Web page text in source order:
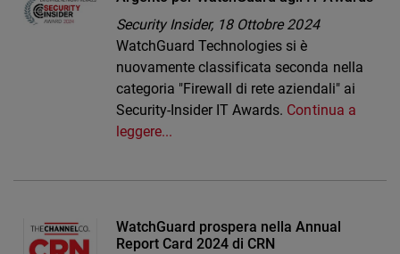
Security Insider, 18 Ottobre 2024
WatchGuard Technologies si è
nuovamente classificata seconda nella
categoria "Firewall di rete aziendali" ai
Security-Insider IT Awards. Continua a
leggere...
WatchGuard prospera nella Annual
Report Card 2024 di CRN